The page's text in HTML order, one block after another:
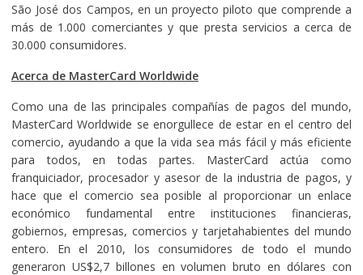
São José dos Campos, en un proyecto piloto que comprende a
más de 1.000 comerciantes y que presta servicios a cerca de
30.000 consumidores.
Acerca de MasterCard Worldwide
Como una de las principales compañías de pagos del mundo,
MasterCard Worldwide se enorgullece de estar en el centro del
comercio, ayudando a que la vida sea más fácil y más eficiente
para todos, en todas partes. MasterCard actúa como
franquiciador, procesador y asesor de la industria de pagos, y
hace que el comercio sea posible al proporcionar un enlace
económico fundamental entre instituciones financieras,
gobiernos, empresas, comercios y tarjetahabientes del mundo
entero. En el 2010, los consumidores de todo el mundo
generaron US$2,7 billones en volumen bruto en dólares con